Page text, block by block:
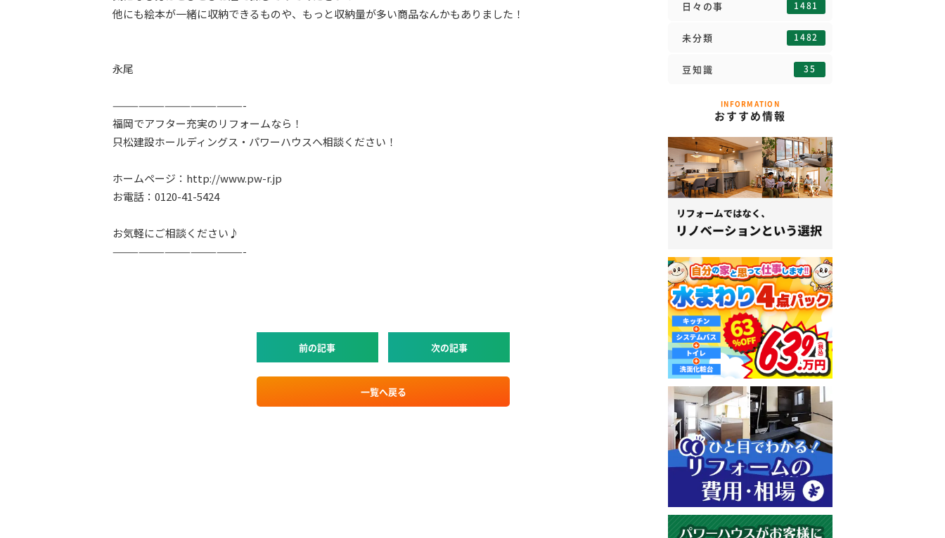
他にも絵本が一緒に収納できるものや、もっと収納量が多い商品なんかもありました！
永尾
———————————————-
福岡でアフター充実のリフォームなら！
只松建設ホールディングス・パワーハウスへ相談ください！
ホームページ：http://www.pw-r.jp
お電話：0120-41-5424
お気軽にご相談ください♪
———————————————-
前の記事 次の記事
一覧へ戻る
日々の事 1481
未分類 1482
豆知識 35
INFORMATION
おすすめ情報